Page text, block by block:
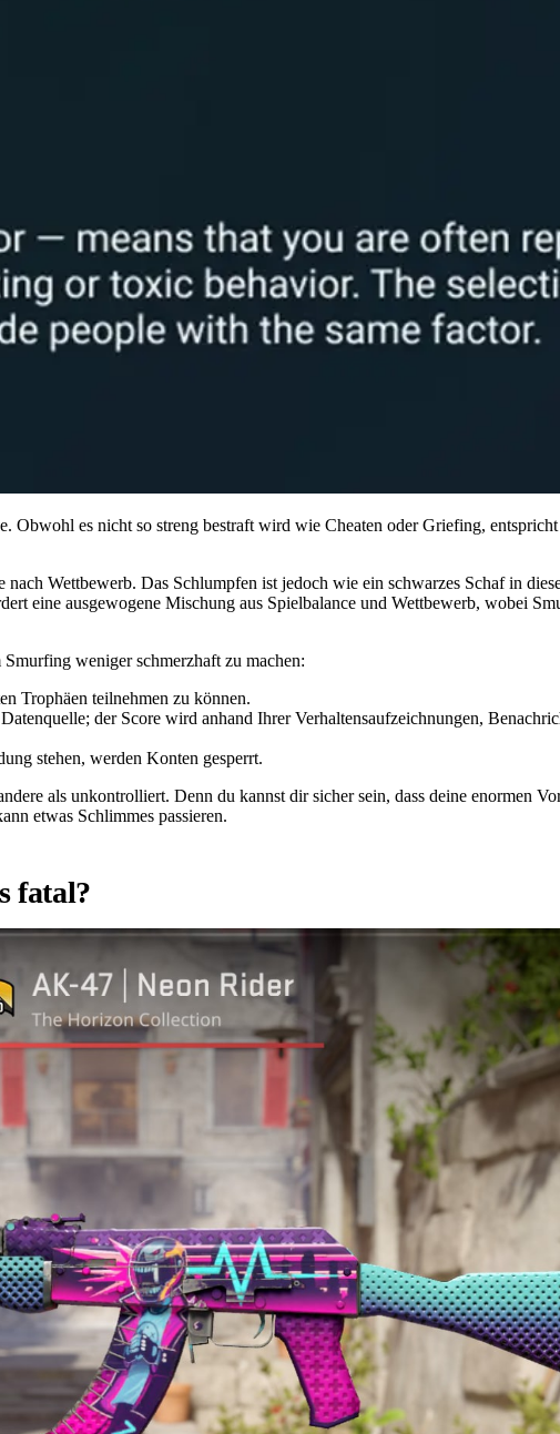
es nicht so streng bestraft wird wie Cheaten oder Griefing,
Wettbewerb. Das Schlumpfen ist jedoch wie ein schwarzes Schaf in
eine ausgewogene Mischung aus Spielbalance und Wettbewerb, wobei
weniger schmerzhaft zu machen:
Trophäen teilnehmen zu können.
der Score wird anhand Ihrer Verhaltensaufzeichnungen,
stehen, werden Konten gesperrt.
als unkontrolliert. Denn du kannst dir sicher sein, dass deine enormen
etwas Schlimmes passieren.
fatal?